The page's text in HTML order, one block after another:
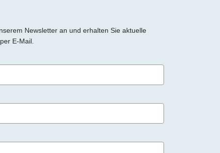
Newsletter an und erhalten Sie aktuelle
E-Mail.